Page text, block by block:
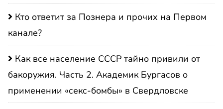
Кто ответит за Познера и прочих на Первом
канале?
Как все население СССР тайно привили от
бакоружия. Часть 2. Академик Бургасов о
применении «секс-бомбы» в Свердловске